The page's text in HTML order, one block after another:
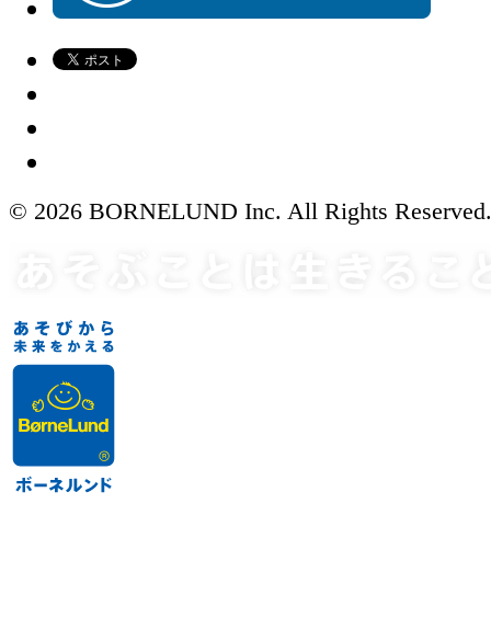
© 2026 BORNELUND Inc. All Rights Reserved.